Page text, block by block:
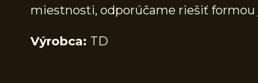
miestnosti, odporúčame riešiť formou
Výrobca: TD